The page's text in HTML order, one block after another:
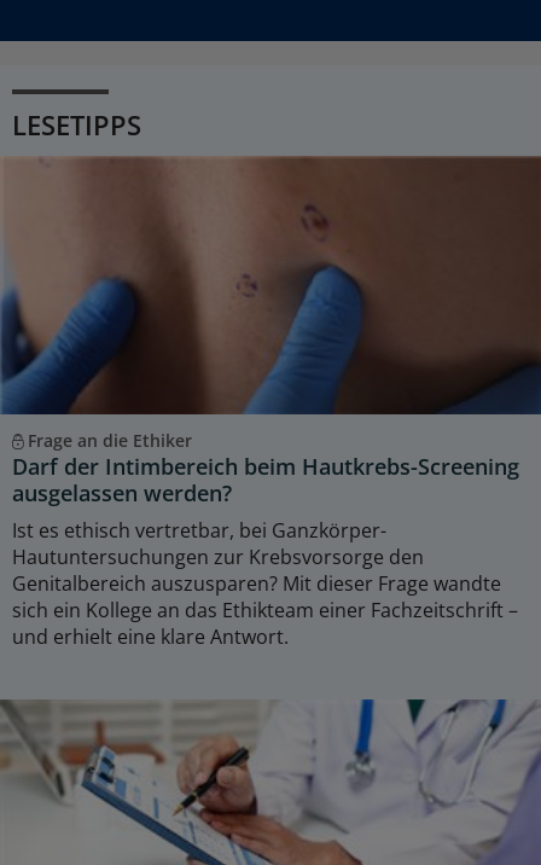
LESETIPPS
Frage an die Ethiker
Darf der Intimbereich beim Hautkrebs-Screening
ausgelassen werden?
Ist es ethisch vertretbar, bei Ganzkörper-
Hautuntersuchungen zur Krebsvorsorge den
Genitalbereich auszusparen? Mit dieser Frage wandte
sich ein Kollege an das Ethikteam einer Fachzeitschrift –
und erhielt eine klare Antwort.